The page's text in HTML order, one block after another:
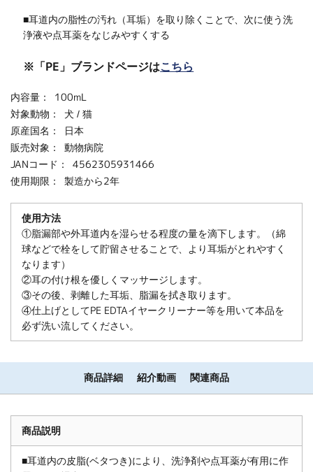
■耳道内の脂性の汚れ（耳垢）を取り除くことで、次に使う洗
浄液や点耳薬をなじみやすくする
※「PE」ブランドページはこちら
内容量：
100mL
対象動物：
犬 / 猫
原産国名：
日本
販売対象：
動物病院
JANコード：
4562305931466
使用期限：
製造から2年
使用方法
①脂漏部や外耳道内を湿らせる程度の量を滴下します。（綿
球などで栓をして貯留させることで、より耳垢がとれやすく
なります）
②耳の付け根を優しくマッサージします。
③その後、剥離した耳垢、脂漏を拭き取ります。
④仕上げとしてPE EDTAイヤークリーナー等を用いて本品を
必ず洗い流してください。
商品詳細 紹介動画 関連商品
商品説明
■耳道内の皮脂(ベタつき)により、洗浄剤や点耳薬が有用に作